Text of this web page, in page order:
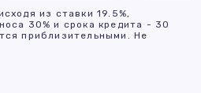
из ставки 19.5%,
30% и срока кредита - 30
приблизительными. Не